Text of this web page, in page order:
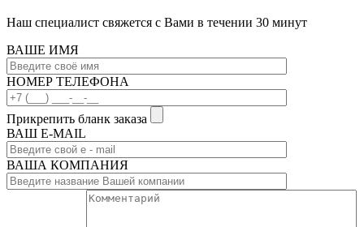
Наш специалист свяжется с Вами в течении 30 минут
ВАШЕ ИМЯ
НОМЕР ТЕЛЕФОНА
Прикрепить бланк заказа
ВАШ Е-МAIL
ВАША КОМПАНИЯ